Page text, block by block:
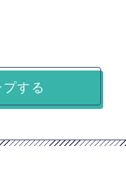
する